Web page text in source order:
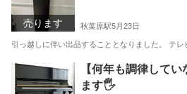
売ります 秋葉原駅5月23日
引っ越しに伴い出品することとなりました。 テ
東京 千代田区 秋葉原駅 収納家具
【何年も調律して
ます🖐️